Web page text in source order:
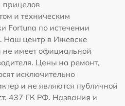
прицелов
и техническим
Fortuna по истечении
Наш центр в Ижевске
не имеет официальной
Цены на ремонт,
исключительно
и не являются публичной
437 ГК РФ. Названия и